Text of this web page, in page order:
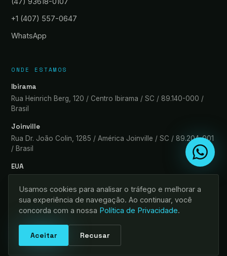
+1 (407) 557-0647
WhatsApp
ONDE ESTAMOS
Ibirama
Rua Heinrich Berg, 120 / Centro Ibirama / SC / 89.140-000 /
Brasil
Joinville
Rua Dr. João Colin, 1285 / América Joinville / SC / 89.204-001
/ Brasil
EUA
2026
Leonardo Sommariva. Todos os direitos reservados.
Usamos cookies para analisar o tráfego e melhorar a
sua experiência de navegação. Ao continuar, você
concorda com a nossa Política de Privacidade.
Aceitar Recusar